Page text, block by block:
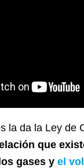
la da la Ley de
que
gases y el